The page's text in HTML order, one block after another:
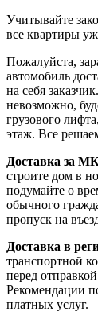
Учитывайте
все квартиры
Пожалуйста,
автомобиль
на себя
невозможно,
грузового
этаж. Все
Доставка за
строите дом в
подумайте о
обычного
пропуск на
Доставка в
транспортной
перед
Рекомендации
платных услуг.